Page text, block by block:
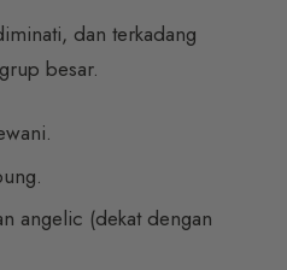
dan terkadang
besar.
angelic (dekat dengan